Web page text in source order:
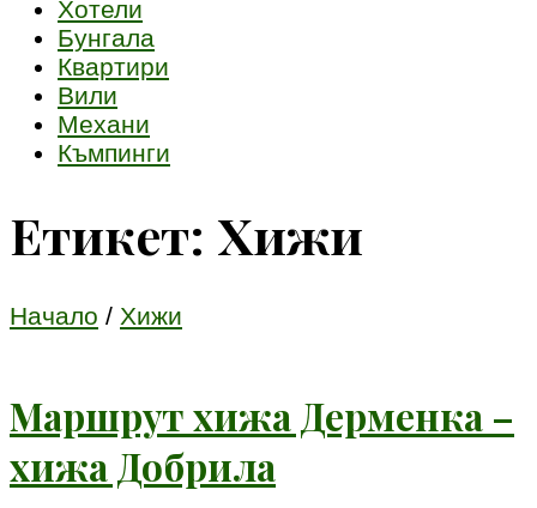
Хотели
Бунгала
Квартири
Вили
Механи
Къмпинги
Етикет: Хижи
Начало / Хижи
Маршрут хижа Дерменка –
хижа Добрила